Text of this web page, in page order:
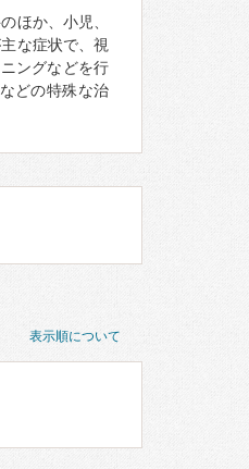
ほか、小児、
な症状で、視
ングなどを行
どの特殊な治
表示順について